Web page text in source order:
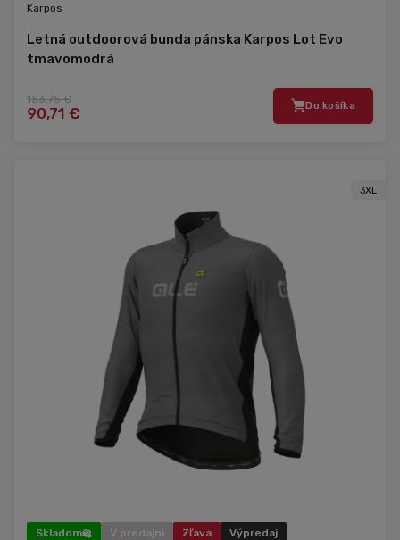
Karpos
Letná outdoorová bunda pánska Karpos Lot Evo
tmavomodrá
153,75 €
90,71 € Do košíka
3XL
Skladom V predajni Zľava Výpredaj